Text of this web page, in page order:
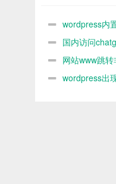
wordpress内
国内访问
网站www跳
则 wordpress出